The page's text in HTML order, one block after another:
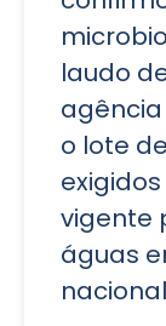
laudo
o lote
vigente
águas